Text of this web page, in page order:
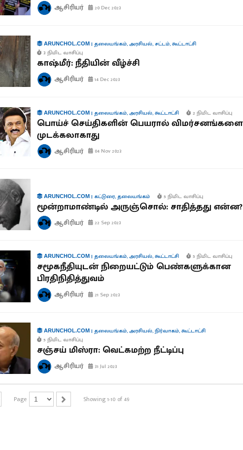
ஆசிரியர் 20 Dec 2023
ARUNCHOL.COM| தலையங்கம்,அரசியல், சட்டம்,கூட்டாட்சி
3 நிமிட வாசிப்பு
காஷ்மீர்: நீதியின் வீழ்ச்சி
ஆசிரியர் 14 Dec 2023
ARUNCHOL.COM| தலையங்கம்,அரசியல்,கூட்டாட்சி 2 நிமிட வாசிப்பு
பொய்ச் செய்திகளின் பெயரால் விமர்சனங்களை
முடக்கலாகாது
ஆசிரியர் 04 Nov 2023
ARUNCHOL.COM| கட்டுரை,தலையங்கம் 5 நிமிட வாசிப்பு
மூன்றாமாண்டில் அருஞ்சொல்: சாதித்தது என்ன?
ஆசிரியர் 22 Sep 2023
ARUNCHOL.COM| தலையங்கம்,அரசியல்,கூட்டாட்சி 5 நிமிட வாசிப்பு
சமூகநீதியுடன் நிறையட்டும் பெண்களுக்கான
பிரதிநிதித்துவம்
ஆசிரியர் 21 Sep 2023
ARUNCHOL.COM| தலையங்கம்,அரசியல்,நிர்வாகம்,கூட்டாட்சி
5 நிமிட வாசிப்பு
சஞ்சய் மிஸ்ரா: வெட்கமற்ற நீட்டிப்பு
ஆசிரியர் 31 Jul 2023
Page Showing 1-10 of 49